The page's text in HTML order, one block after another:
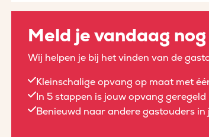
Meld je vandaag
Wij helpen je bij het vinden van de
Kleinschalige opvang op maat met
In 5 stappen is jouw opvang geregeld
Benieuwd naar andere gastouders